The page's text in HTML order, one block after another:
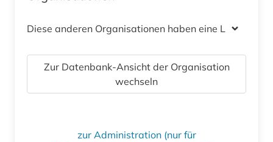
Diese anderen Organisationen haben eine Lizenz
Zur Datenbank-Ansicht der Organisation
wechseln
zur Administration (nur für